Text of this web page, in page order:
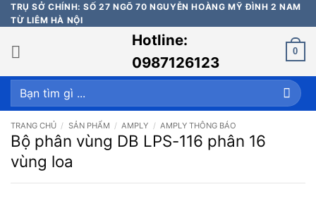
Bỏ
qua
nội
dung
TRỤ SỞ CHÍNH: SỐ 27 NGÕ 70 NGUYỄN HOÀNG MỸ ĐÌNH 2 NAM
TỪ LIÊM HÀ NỘI
Hotline:
0987126123
0
Tìm
kiếm:
TRANG CHỦ / SẢN PHẨM / AMPLY / AMPLY THÔNG BÁO
Bộ phân vùng DB LPS-116 phân 16
vùng loa